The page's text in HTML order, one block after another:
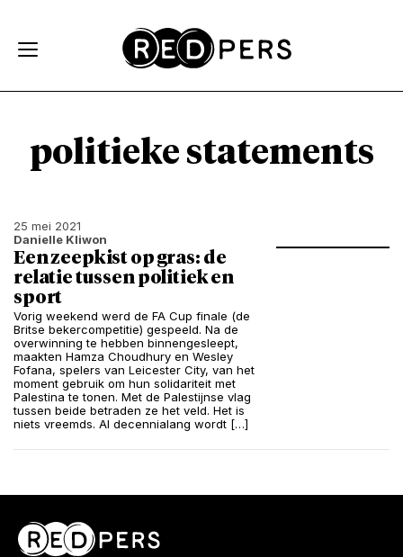
politieke statements
25 mei 2021
Danielle Kliwon
Een zeepkist op gras: de
relatie tussen politiek en
sport
Vorig weekend werd de FA Cup finale (de
Britse bekercompetitie) gespeeld. Na de
overwinning te hebben binnengesleept,
maakten Hamza Choudhury en Wesley
Fofana, spelers van Leicester City, van het
moment gebruik om hun solidariteit met
Palestina te tonen. Met de Palestijnse vlag
tussen beide betraden ze het veld. Het is
niets vreemds. Al decennialang wordt […]